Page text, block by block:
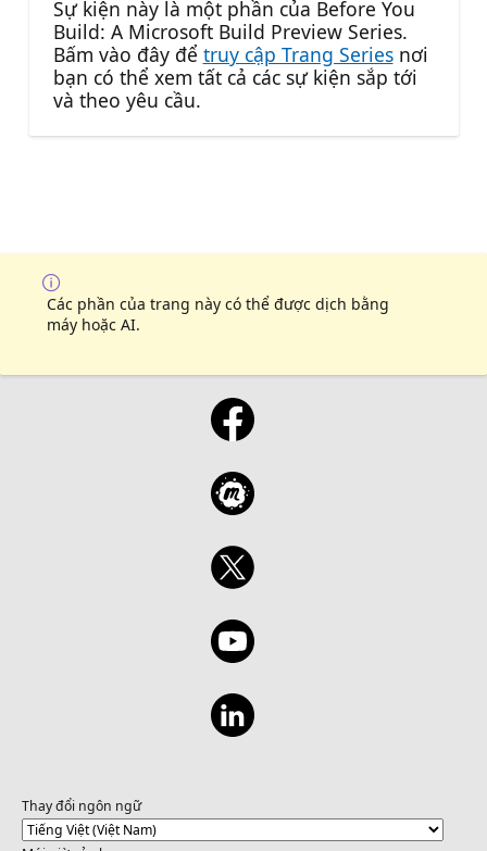
Sự kiện này là một phần của Before You
Build: A Microsoft Build Preview Series.
Bấm vào đây để truy cập Trang Seriesnơi
bạn có thể xem tất cả các sự kiện sắp tới
và theo yêu cầu.
Các phần của trang này có thể được dịch bằng
máy hoặc AI.
Thay đổi ngôn ngữ